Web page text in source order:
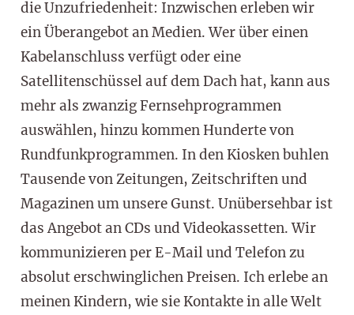
die Unzufriedenheit: Inzwischen erleben wir
ein Überangebot an Medien. Wer über einen
Kabelanschluss verfügt oder eine
Satellitenschüssel auf dem Dach hat, kann aus
mehr als zwanzig Fernsehprogrammen
auswählen, hinzu kommen Hunderte von
Rundfunkprogrammen. In den Kiosken buhlen
Tausende von Zeitungen, Zeitschriften und
Magazinen um unsere Gunst. Unübersehbar ist
das Angebot an CDs und Videokassetten. Wir
kommunizieren per E-Mail und Telefon zu
absolut erschwinglichen Preisen. Ich erlebe an
meinen Kindern, wie sie Kontakte in alle Welt